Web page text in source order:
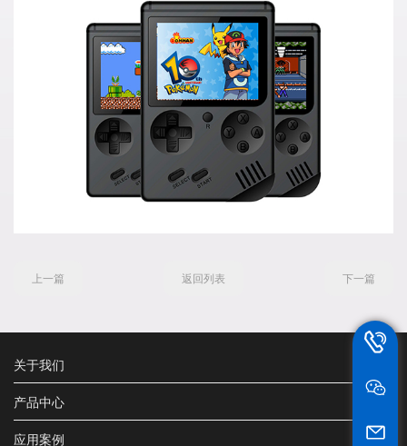
上一篇 返回列表 下一篇
关于我们
产品中心
应用案例